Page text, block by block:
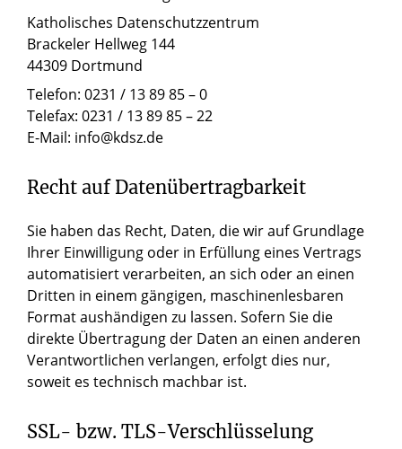
Katholisches Datenschutzzentrum
Brackeler Hellweg 144
44309 Dortmund
Telefon: 0231 / 13 89 85 – 0
Telefax: 0231 / 13 89 85 – 22
E-Mail: info@kdsz.de
Recht auf Datenübertragbarkeit
Sie haben das Recht, Daten, die wir auf Grundlage
Ihrer Einwilligung oder in Erfüllung eines Vertrags
automatisiert verarbeiten, an sich oder an einen
Dritten in einem gängigen, maschinenlesbaren
Format aushändigen zu lassen. Sofern Sie die
direkte Übertragung der Daten an einen anderen
Verantwortlichen verlangen, erfolgt dies nur,
soweit es technisch machbar ist.
SSL- bzw. TLS-Verschlüsselung